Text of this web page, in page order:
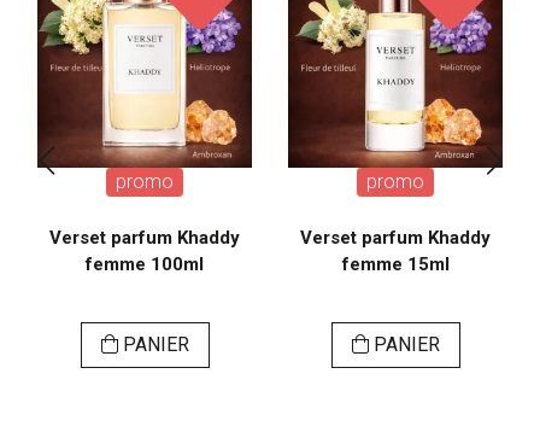
promo
Verset parfum Khaddy
femme 100ml
PANIER
promo
Verset parfum Khaddy
femme 15ml
PANIER